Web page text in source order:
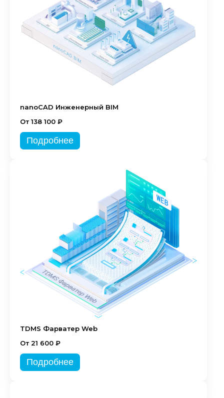
nanoCAD Инженерный BIM
От 138 100 ₽
Подробнее
TDMS Фарватер Web
От 21 600 ₽
Подробнее